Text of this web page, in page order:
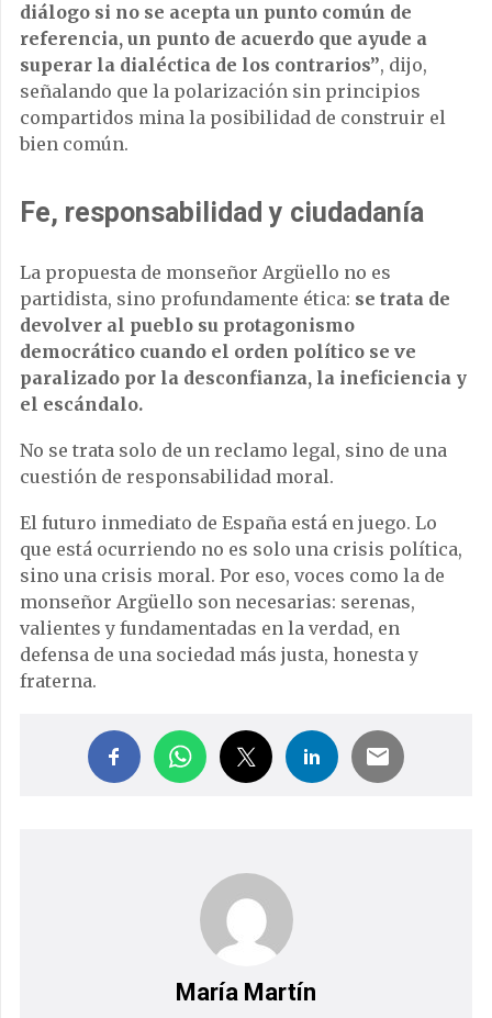
diálogo si no se acepta un punto común de
referencia, un punto de acuerdo que ayude a
superar la dialéctica de los contrarios”, dijo,
señalando que la polarización sin principios
compartidos mina la posibilidad de construir el
bien común.
Fe, responsabilidad y ciudadanía
La propuesta de monseñor Argüello no es
partidista, sino profundamente ética: se trata de
devolver al pueblo su protagonismo
democrático cuando el orden político se ve
paralizado por la desconfianza, la ineficiencia y
el escándalo.
No se trata solo de un reclamo legal, sino de una
cuestión de responsabilidad moral.
El futuro inmediato de España está en juego. Lo
que está ocurriendo no es solo una crisis política,
sino una crisis moral. Por eso, voces como la de
monseñor Argüello son necesarias: serenas,
valientes y fundamentadas en la verdad, en
defensa de una sociedad más justa, honesta y
fraterna.
María Martín